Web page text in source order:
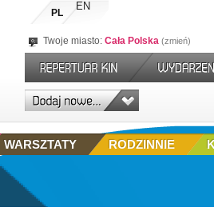
PL
EN
Twoje miasto: Cała Polska zmień
RODZINNIE
WARSZTATY